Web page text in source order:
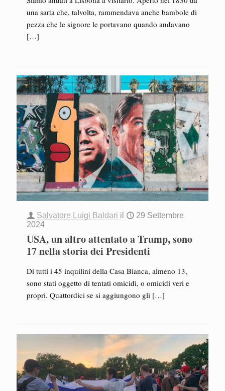
una sarta che, talvolta, rammendava anche bambole di
pezza che le signore le portavano quando andavano
[…]
Salvatore Luigi Baldari il
29 Settembre
2024
USA, un altro attentato a Trump, sono
17 nella storia dei Presidenti
Di tutti i 45 inquilini della Casa Bianca, almeno 13,
sono stati oggetto di tentati omicidi, o omicidi veri e
propri. Quattordici se si aggiungono gli […]